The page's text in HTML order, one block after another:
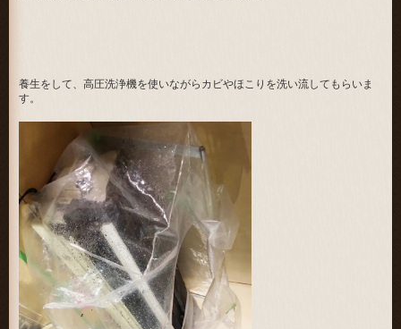
養生をして、高圧洗浄機を使いながらカビやほこりを洗い流してもらいま
す。